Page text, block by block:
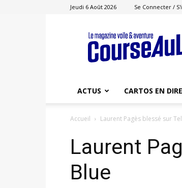
Jeudi 6 Août 2026 Se Connecter /
Course
au
Large
ACTUS CARTOS EN
Accueil Laurent Pagès blessé sur
Laurent
Blue